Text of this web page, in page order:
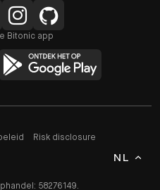
Bitonic app
58276149.
Risk disclosure
NL